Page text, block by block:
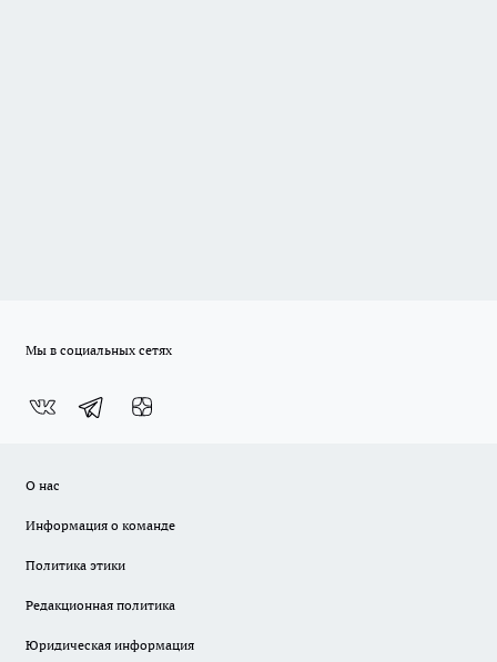
Мы в социальных сетях
О нас
Информация о команде
Политика этики
Редакционная политика
Юридическая информация